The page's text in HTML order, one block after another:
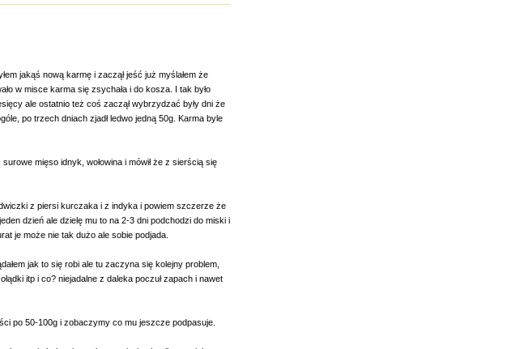
jakąś nową karmę i zaczął jeść już myślałem że
w misce karma się zsychała i do kosza. I tak było
ale ostatnio też coś zaczął wybrzydzać były dni że
po trzech dniach zjadł ledwo jedną 50g. Karma byle
mięso idnyk, wołowina i mówił że z sierścią się
z piersi kurczaka i z indyka i powiem szczerze że
dzień ale dzielę mu to na 2-3 dni podchodzi do miski i
je może nie tak dużo ale sobie podjada.
jak to się robi ale tu zaczyna się kolejny problem,
itp i co? niejadalne z daleka poczuł zapach i nawet
po 50-100g i zobaczymy co mu jeszcze podpasuje.